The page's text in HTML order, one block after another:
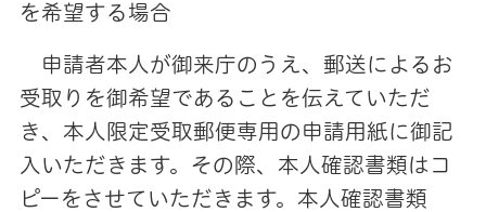
を希望する場合
申請者本人が御来庁のうえ、郵送によるお
受取りを御希望であることを伝えていただ
き、本人限定受取郵便専用の申請用紙に御記
入いただきます。その際、本人確認書類はコ
ピーをさせていただきます。本人確認書類